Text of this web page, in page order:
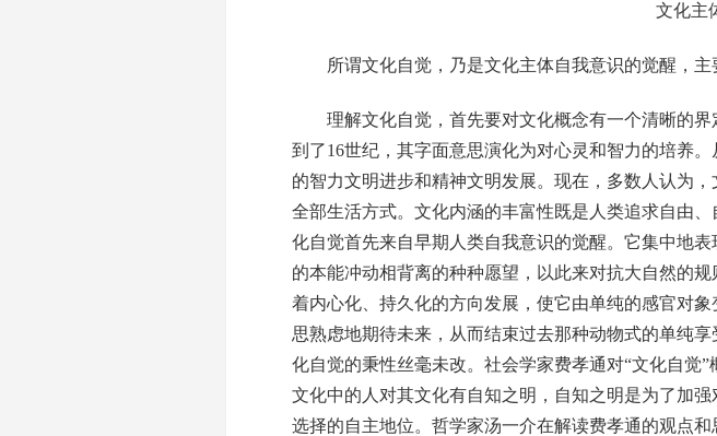
文化主
所谓文化自觉，乃是文化主体自我意识的觉醒，主
理解文化自觉，首先要对文化概念有一个清晰的界
到了16世纪，其字面意思演化为对心灵和智力的培养
的智力文明进步和精神文明发展。现在，多数人认为
全部生活方式。文化内涵的丰富性既是人类追求自由
化自觉首先来自早期人类自我意识的觉醒。它集中地
的本能冲动相背离的种种愿望，以此来对抗大自然的
着内心化、持久化的方向发展，使它由单纯的感官对
思熟虑地期待未来，从而结束过去那种动物式的单纯
化自觉的秉性丝毫未改。社会学家费孝通对“文化自觉
文化中的人对其文化有自知之明，自知之明是为了加
选择的自主地位。哲学家汤一介在解读费孝通的观点